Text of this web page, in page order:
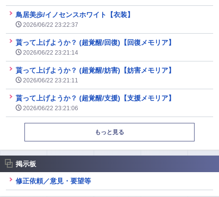
鳥居美歩/イノセンスホワイト【衣装】
2026/06/22 23:22:37
貰って上げようか？ (超覚醒/回復)【回復メモリア】
2026/06/22 23:21:14
貰って上げようか？ (超覚醒/妨害)【妨害メモリア】
2026/06/22 23:21:11
貰って上げようか？ (超覚醒/支援)【支援メモリア】
2026/06/22 23:21:06
もっと見る
掲示板
修正依頼／意見・要望等